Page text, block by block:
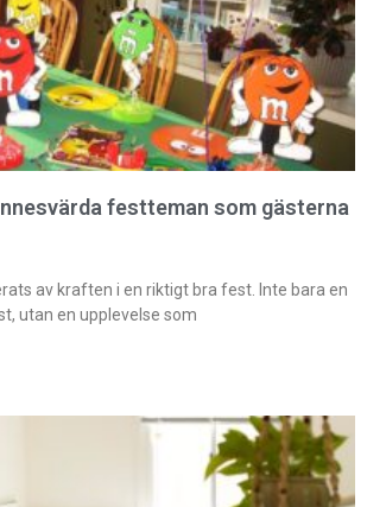
festteman som gästerna
av kraften i en riktigt bra fest. Inte bara en
utan en upplevelse som